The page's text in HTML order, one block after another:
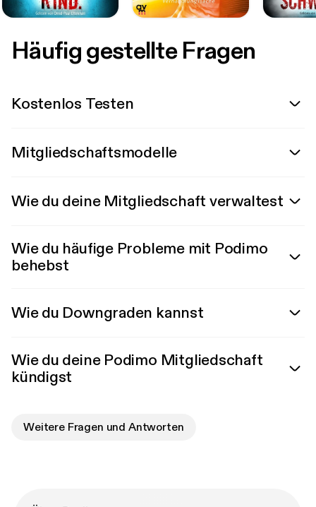
Häufig gestellte Fragen
Kostenlos Testen
Mitgliedschaftsmodelle
Wie du deine Mitgliedschaft verwaltest
Wie du häufige Probleme mit Podimo
behebst
Wie du Downgraden kannst
Wie du deine Podimo Mitgliedschaft
kündigst
Weitere Fragen und Antworten